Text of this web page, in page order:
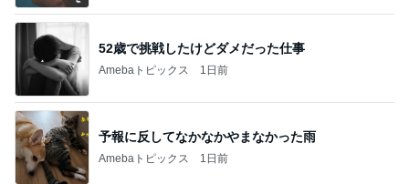
52歳で挑戦したけどダメだった仕事
Amebaトピックス 1日前
予報に反してなかなかやまなかった雨
Amebaトピックス 1日前